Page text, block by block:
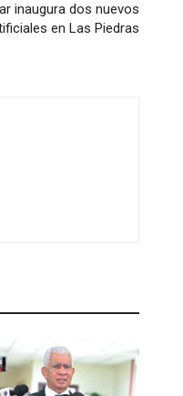
inaugura dos nuevos
en Las Piedras